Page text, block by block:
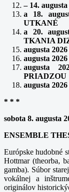
– 14.
a 18.
UTKANÉ
a 20.
TKANIA
augusta
augusta
augusta
PRIADZOU
augusta
* * *
sobota 8. augusta
ENSEMBLE
Európske hudobné
Hottmar (theorba,
gamba). Súbor
vokálnej a
originálov